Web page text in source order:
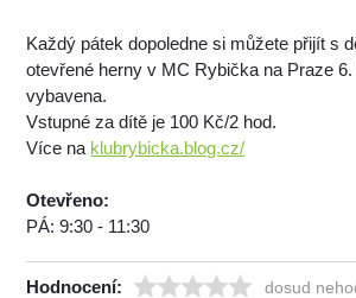
Každý pátek dopoledne si můžete přijít s
otevřené herny v MC Rybička na Praze
vybavena.
Vstupné za dítě je 100 Kč/2 hod.
Více na klubrybicka.blog.cz/
Otevřeno:
PÁ: 9:30 - 11:30
Hodnocení: dosud